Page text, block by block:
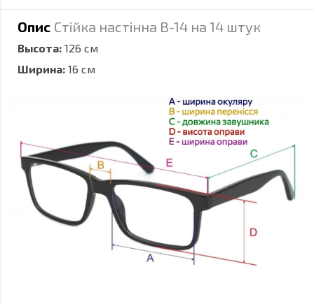
Опис Стійка настінна B-14 на 14 штук
Высота: 126 см
Ширина: 16 см